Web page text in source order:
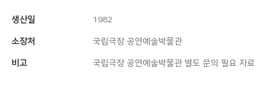
생산일 1982
소장처 국립극장 공연예술박물관
비고 국립극장 공연예술박물관 별도 문의 필요 자료